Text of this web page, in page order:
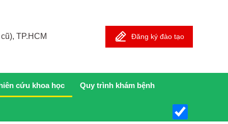
TP.HCM Đăng ký đào tạo
cứu khoa học Quy trình khám bệnh